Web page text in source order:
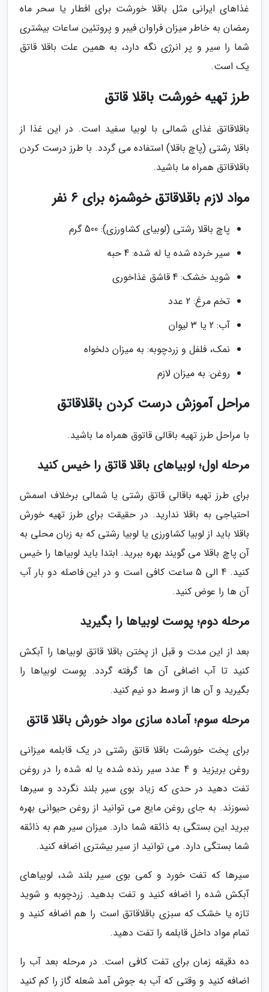
غذاهای ایرانی مثل باقلا خورشت برای افطار یا سحر ماه
رمضان به خاطر میزان فراوان فیبر و پروتئین ساعات بیشتری
شما را سیر و پر انرژی نگه دارد، به همین علت باقلا قاتق
یک است.
طرز تهیه خورشت باقلا قاتق
باقلاقاتق غذای شمالی با لوبیا سفید است. در این غذا از
باقلا رشتی (پاچ باقلا) استفاده می گردد. با طرز درست کردن
باقلاقاتق همراه ما باشید.
مواد لازم باقلاقاتق خوشمزه برای 6 نفر
پاچ باقلا رشتی (لوبیای کشاورزی): 500 گرم
سیر خرده شده یا له شده: 4 حبه
شوید خشک: 4 قاشق غذاخوری
تخم مرغ: 2 عدد
آب: 2 یا 3 لیوان
نمک، فلفل و زردچوبه: به میزان دلخواه
روغن: به میزان لازم
مراحل آموزش درست کردن باقلاقاتق
با مراحل طرز تهیه باقالی قاتوق همراه ما باشید.
مرحله اول؛ لوبیاهای باقلا قاتق را خیس کنید
برای طرز تهیه باقالی قاتق رشتی یا شمالی برخلاف اسمش
احتیاجی به باقلا ندارید. در حقیقت برای طرز تهیه خورش
باقلا باید از لوبیا کشاورزی یا لوبیا رشتی که به زبان محلی به
آن پاچ باقلا می گویند بهره ببرید. ابتدا باید لوبیاها را خیس
کنید. 4 الی 5 ساعت کافی است و در این فاصله دو بار آب
آن ها را عوض کنید.
مرحله دوم؛ پوست لوبیاها را بگیرید
بعد از این مدت و قبل از پختن باقلا قاتق لوبیاها را آبکش
کنید تا آب اضافی آن ها گرفته گردد. پوست لوبیاها را
بگیرید و آن ها از وسط دو نیم کنید.
مرحله سوم؛ آماده سازی مواد خورش باقلا قاتق
برای پخت خورشت باقلا قاتق رشتی در یک قابلمه میزانی
روغن بریزید و 4 عدد سیر رنده شده یا له شده را در روغن
تفت دهید در حدی که زیاد بوی سیر بلند نگردد و سیرها
نسوزند. به جای روغن مایع می توانید از روغن حیوانی بهره
ببرید این بستگی به ذائقه شما دارد. میزان سیر هم به ذائقه
شما بستگی دارد. می توانید از سیر بیشتری اضافه کنید.
سیرها که تفت خورد و کمی بوی سیر بلند شد، لوبیاهای
آبکش شده را اضافه کنید و تفت بدهید. زردچوبه و شوید
تازه یا خشک که سبزی باقلاقاتق است را هم اضافه کنید و
تمام مواد داخل قابلمه را تفت دهید.
ده دقیقه زمان برای تفت کافی است. در مرحله بعد آب را
اضافه کنید و وقتی که آب به جوش آمد شعله گاز را کم کنید